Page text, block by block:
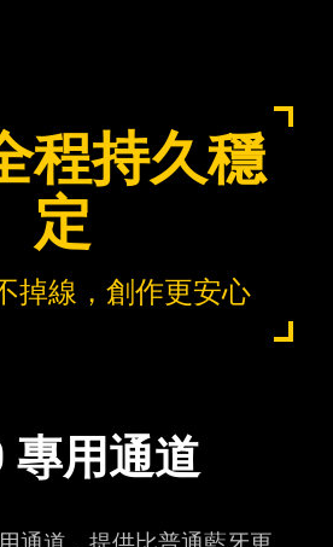
程持久穩
定
掉線，創作更安心
專用通道